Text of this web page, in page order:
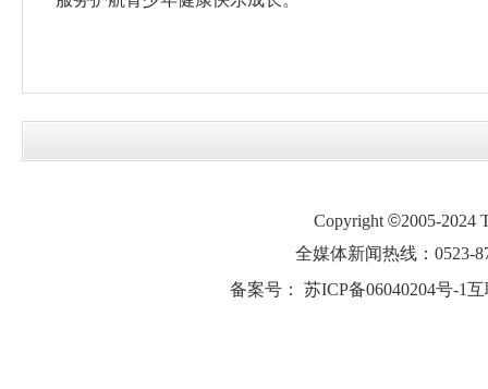
Copyright ©2005-2024
全媒体新闻热线：0523-
备案号： 苏ICP备06040204号-1互